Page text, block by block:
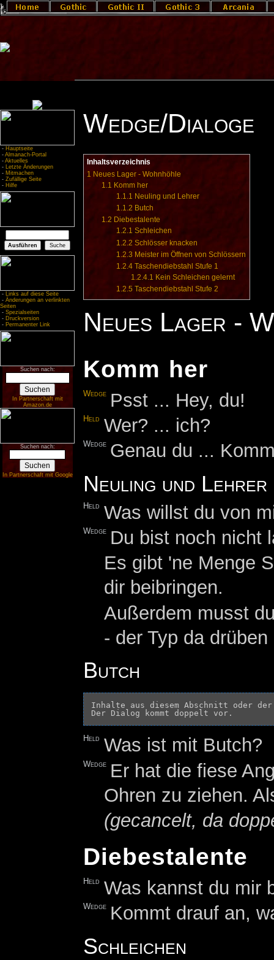
- Hauptseite
- Almanach-Portal
- Aktuelles
- Letzte Änderungen
- Mitmachen
- Zufällige Seite
- Hilfe
- Links auf diese Seite
- Änderungen an verlinkten
Seiten
- Spezialseiten
- Druckversion
- Permanenter Link
Suchen nach:
In Partnerschaft mit
Amazon.de
Suchen nach:
In Partnerschaft mit Google
Wedge/Dialoge
Inhaltsverzeichnis
1 Neues Lager - Wohnhöhle
1.1 Komm her
1.1.1 Neuling und Lehrer
1.1.2 Butch
1.2 Diebestalente
1.2.1 Schleichen
1.2.2 Schlösser knacken
1.2.3 Meister im Öffnen von Schlössern
1.2.4 Taschendiebstahl Stufe 1
1.2.4.1 Kein Schleichen gelernt
1.2.5 Taschendiebstahl Stufe 2
Neues Lager -
Komm her
Wedge Psst ... Hey, du!
Held Wer? ... ich?
Wedge Genau du ...
Neuling und Lehrer
Held Was willst du von
Wedge Du bist noch nicht
Es gibt 'ne Menge
dir beibringen.
Außerdem musst
- der Typ da
Butch
Inhalte aus diesem Abschnitt oder
Held Was ist mit Butch?
Wedge Er hat die fiese
Ohren zu ziehen.
(gecancelt, da
Diebestalente
Held Was kannst du mir
Wedge Kommt drauf an,
Schleichen